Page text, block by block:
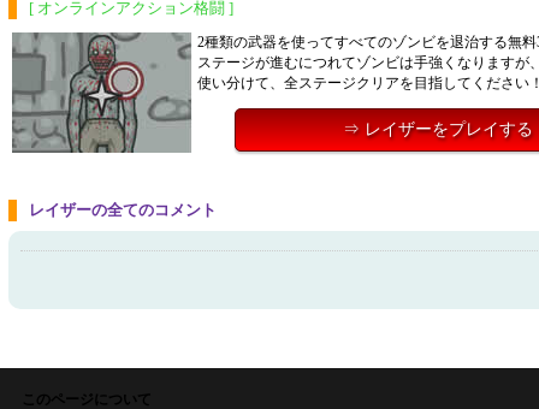
[ オンラインアクション格闘 ]
2種類の武器を使ってすべてのゾンビを退治する無
ステージが進むにつれてゾンビは手強くなりますが
使い分けて、全ステージクリアを目指してください
⇒ レイザーをプレイする
レイザーの全てのコメント
このページについて